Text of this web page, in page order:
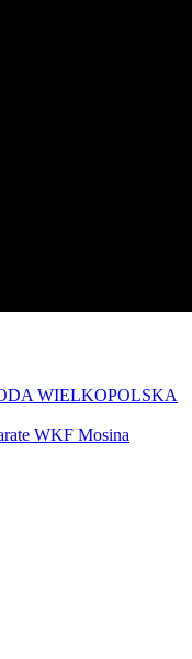
WIELKOPOLSKA
WKF Mosina